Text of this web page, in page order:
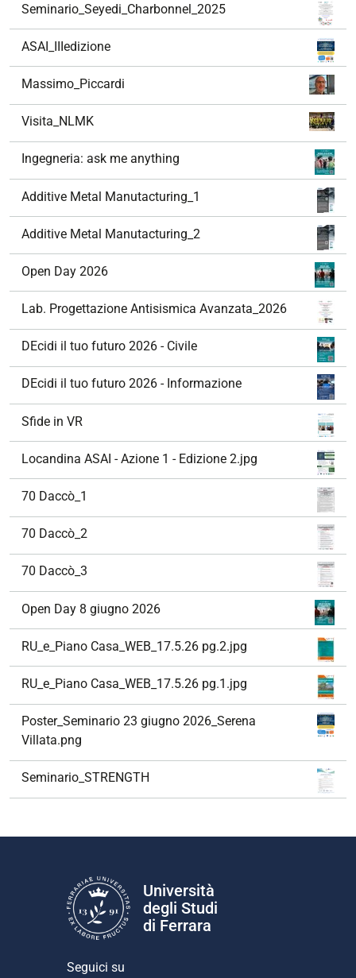
Seminario_Seyedi_Charbonnel_2025
ASAI_IIIedizione
Massimo_Piccardi
Visita_NLMK
Ingegneria: ask me anything
Additive Metal Manutacturing_1
Additive Metal Manutacturing_2
Open Day 2026
Lab. Progettazione Antisismica Avanzata_2026
DEcidi il tuo futuro 2026 - Civile
DEcidi il tuo futuro 2026 - Informazione
Sfide in VR
Locandina ASAI - Azione 1 - Edizione 2.jpg
70 Daccò_1
70 Daccò_2
70 Daccò_3
Open Day 8 giugno 2026
RU_e_Piano Casa_WEB_17.5.26 pg.2.jpg
RU_e_Piano Casa_WEB_17.5.26 pg.1.jpg
Poster_Seminario 23 giugno 2026_Serena
Villata.png
Seminario_STRENGTH
Università
degli Studi
di Ferrara
Seguici su